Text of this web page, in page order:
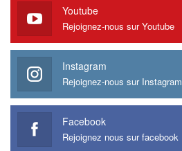
Youtube
Rejoignez-nous sur Youtube
Instagram
Rejoignez-nous sur Instagram
Facebook
Rejoignez nous sur facebook